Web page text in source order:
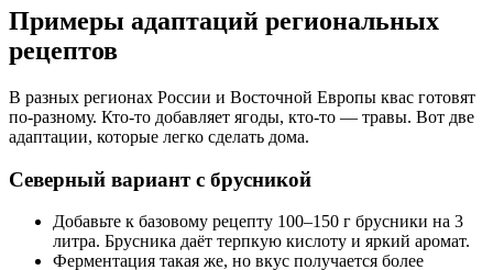
Примеры адаптаций региональных
рецептов
В разных регионах России и Восточной Европы квас готовят
по-разному. Кто-то добавляет ягоды, кто-то — травы. Вот две
адаптации, которые легко сделать дома.
Северный вариант с брусникой
Добавьте к базовому рецепту 100–150 г брусники на 3
литра. Брусника даёт терпкую кислоту и яркий аромат.
Ферментация такая же, но вкус получается более